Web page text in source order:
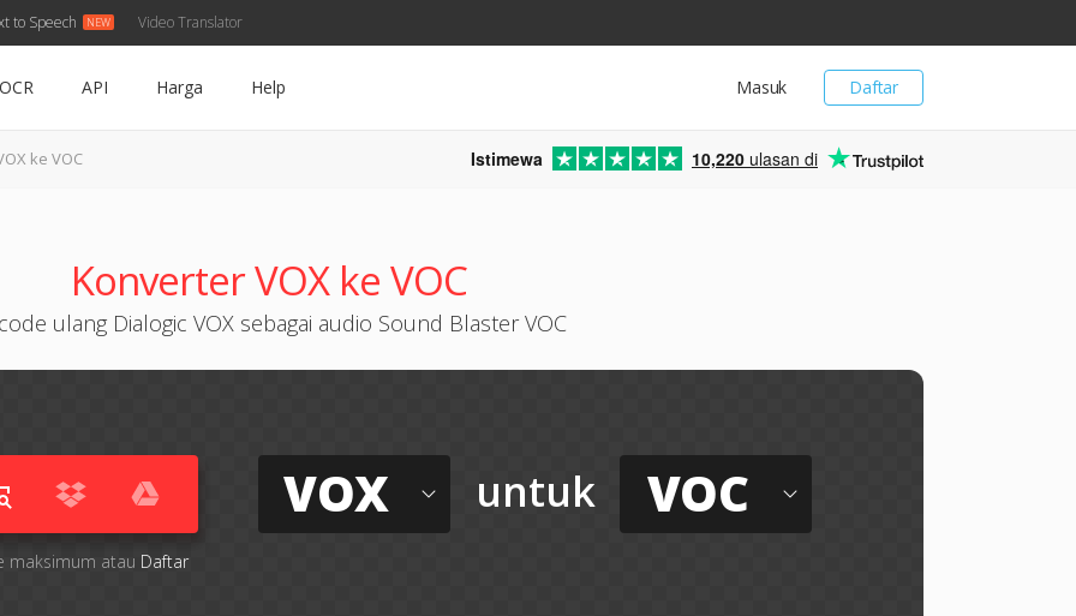
to Speech Video Translator
Daftar
Masuk
OCR API Harga Help
ke VOC Istimewa 10,220 ulasan di
Konverter VOX ke VOC
ulang Dialogic VOX sebagai audio Sound Blaster VOC
maksimum atau Daftar
VOX untuk VOC